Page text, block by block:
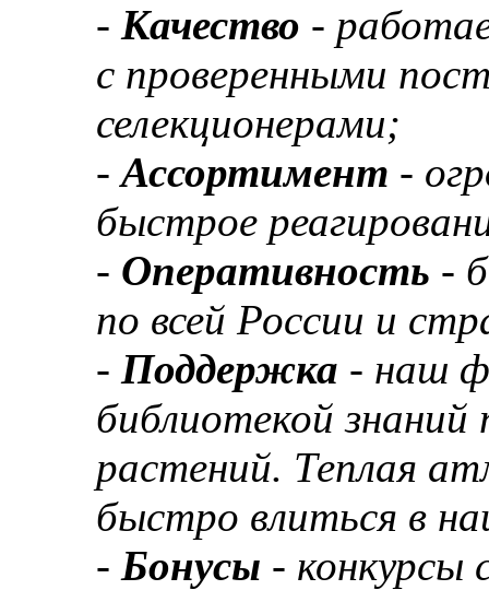
- Качество -
с проверенными
селекционерами;
-Ассортимент -
быстрое
- Оперативность -
по всей России и
- Поддержка - наш
библиотекой
растений. Теплая
быстро влиться в
- Бонусы - конкурсы